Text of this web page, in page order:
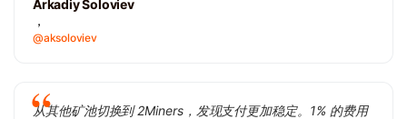
Arkadiy Soloviev
，
@aksoloviev
从其他矿池切换到 2Miners，发现支付更加稳定。1% 的费用